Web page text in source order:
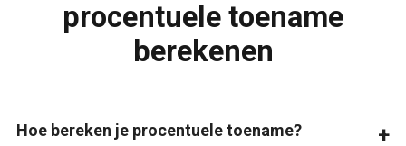
procentuele toename
berekenen
Hoe bereken je procentuele toename?